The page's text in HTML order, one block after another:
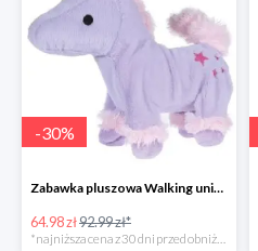
-30%
Zabawka pluszowa Walking unicorn -30%
64.98 zł92.99 zł*
*najniższa cena z 30 dni przed obniżką